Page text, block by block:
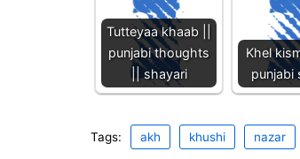
Tutteyaa khaab ||
punjabi thoughts
|| shayari
Khel
punjabi
Tags: akh khushi nazar